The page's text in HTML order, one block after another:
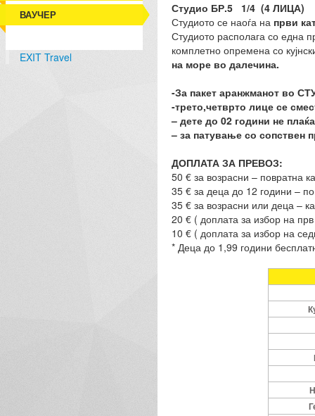
ВАУЧЕР
EXIT Travel
Студио БР.5 1/4 (4 ЛИЦА)
Студиото се наоѓа на први
Студиото располага со една
комплетно опремена со
на море во далечина.
-За пакет аранжманот во
-трето,четврто лице се
– дете до 02 години не
– за патување со сопствен
ДОПЛАТА ЗА ПРЕВОЗ:
50 € за возрасни – повратна
35 € за деца до 12 години –
35 € за возрасни или деца –
20 € ( доплата за избор на
10 € ( доплата за избор на
* Деца до 1,99 години